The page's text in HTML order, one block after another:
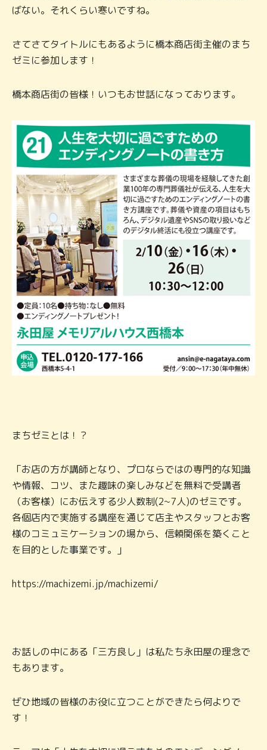
ばない。それくらい寒いですね。
さてさてタイトルにもあるように橋本商店街主催のまち
ゼミに参加します！
橋本商店街の皆様！いつもお世話になっております。
まちゼミとは！？
「お店の方が講師となり、プロならではの専門的な知識
や情報、コツ、また趣味の楽しみなどを無料で受講者
（お客様）にお伝えする少人数制(2~7人)のゼミです。
各個店内で実施する講座を通じて店主やスタッフとお客
様のコミュミケーションの場から、信頼関係を築くこと
を目的とした事業です。」
https://machizemi.jp/machizemi/
お話しの中にある「三方良し」は私たち永田屋の理念で
もあります。
ぜひ地域の皆様のお役に立つことができたら何よりで
す！